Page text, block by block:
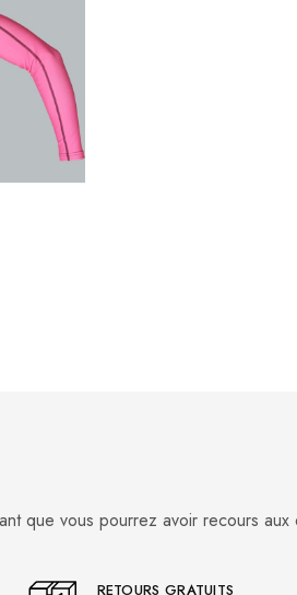
que vous pourrez avoir recours
RETOURS GRATUITS